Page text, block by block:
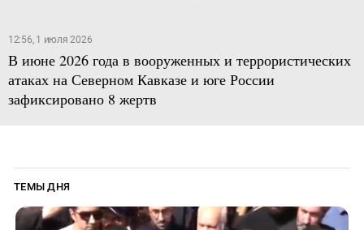
12:56, 1 июля 2026
В июне 2026 года в вооруженных и террористических
атаках на Северном Кавказе и юге России
зафиксировано 8 жертв
ТЕМЫ ДНЯ